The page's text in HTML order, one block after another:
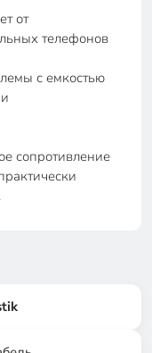
от
телефонов
с емкостью
сопротивление